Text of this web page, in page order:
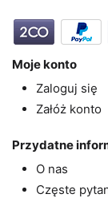
Moje konto
Zaloguj się
Załóż konto
Przydatne
O nas
Częste